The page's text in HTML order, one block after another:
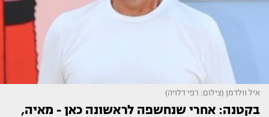
איל וולדמן (צילום: רפי דלויה)
בקטנה: אחרי שנחשפה לראשונה כאן - מאיה,